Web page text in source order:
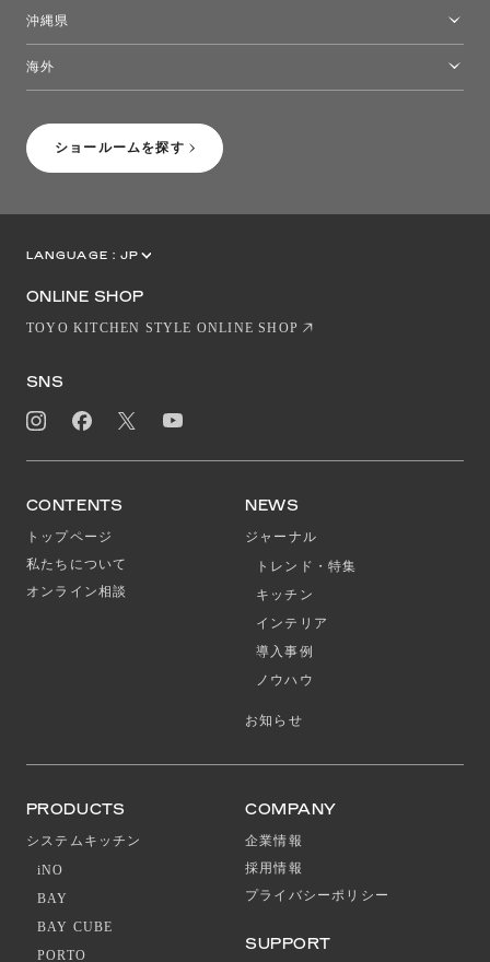
ショールームを探す
沖縄県
海外
LANGUAGE : JP
ONLINE SHOP
TOYO KITCHEN STYLE ONLINE SHOP
SNS
CONTENTS
トップページ
私たちについて
オンライン相談
NEWS
ジャーナル
トレンド・特集
キッチン
インテリア
導入事例
ノウハウ
お知らせ
PRODUCTS
システムキッチン
iNO
BAY
BAY CUBE
PORTO
COMPANY
企業情報
採用情報
プライバシーポリシー
SUPPORT